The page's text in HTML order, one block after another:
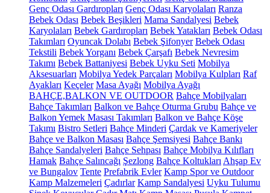
Genç Odası Gardıropları Genç Odası Karyolaları Ranza
Bebek Odası Bebek Beşikleri Mama Sandalyesi Bebek
Karyolaları Bebek Gardıropları Bebek Yatakları Bebek Odası
Takımları Oyuncak Dolabı Bebek Şifonyer Bebek Odası
Tekstili Bebek Yorganı Bebek Çarşafı Bebek Nevresim
Takımı Bebek Battaniyesi Bebek Uyku Seti Mobilya
Aksesuarları Mobilya Yedek Parçaları Mobilya Kulpları Raf
Ayakları Keçeler Masa Ayağı Mobilya Ayağı
BAHÇE,BALKON VE OUTDOOR Bahçe Mobilyaları
Bahçe Takımları Balkon ve Bahçe Oturma Grubu Bahçe ve
Balkon Yemek Masası Takımları Balkon ve Bahçe Köşe
Takımı Bistro Setleri Bahçe Minderi Çardak ve Kameriyeler
Bahçe ve Balkon Masası Bahçe Şemsiyesi Bahçe Bankı
Bahçe Sandalyeleri Bahçe Sehpası Bahçe Mobilya Kılıfları
Hamak Bahçe Salıncağı Şezlong Bahçe Koltukları Ahşap Ev
ve Bungalov Tente Prefabrik Evler Kamp Spor ve Outdoor
Kamp Malzemeleri Çadırlar Kamp Sandalyesi Uyku Tulumu